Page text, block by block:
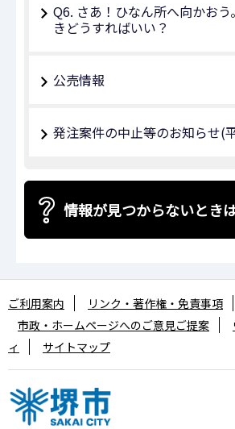
Q6. さあ！ひなん所へ向かおう
きどうすればいい？
公売情報
発注案件の中止等のお知らせ(
情報が見つからないとき
ご利用案内 リンク・著作権・免責事項
市政・ホームページへのご意見ご提案
ィ
サイトマップ